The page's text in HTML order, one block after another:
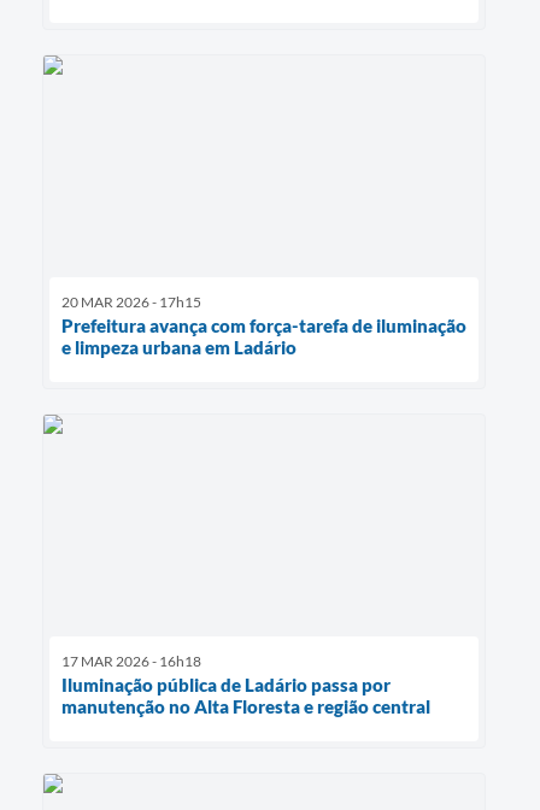
20 MAR 2026 - 17h15
Prefeitura avança com força-tarefa de iluminação
e limpeza urbana em Ladário
17 MAR 2026 - 16h18
Iluminação pública de Ladário passa por
manutenção no Alta Floresta e região central